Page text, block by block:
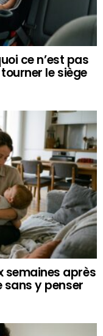
ce n’est pas
le siège
semaines après
sans y penser